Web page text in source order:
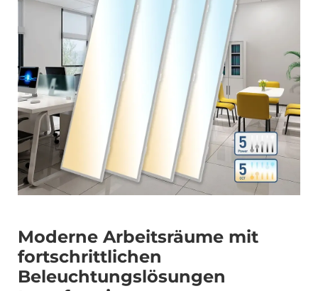
Moderne Arbeitsräume mit
fortschrittlichen
Beleuchtungslösungen